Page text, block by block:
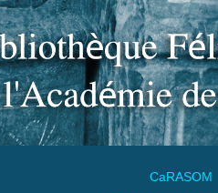
CaRASOM